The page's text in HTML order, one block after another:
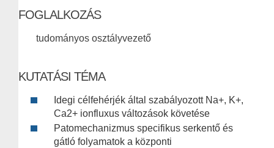
FOGLALKOZÁS
tudományos osztályvezető
KUTATÁSI TÉMA
Idegi célfehérjék által szabályozott Na+, K+,
Ca2+ ionfluxus változások követése
Patomechanizmus specifikus serkentő és
gátló folyamatok a központi